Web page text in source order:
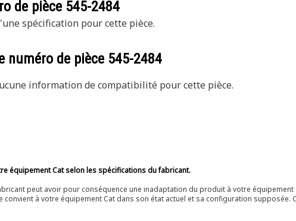
de pièce 545-2484
spécification pour cette pièce.
numéro de pièce 545-2484
information de compatibilité pour cette pièce.
équipement Cat selon les spécifications du fabricant.
peut avoir pour conséquence une inadaptation du produit à votre équipement
à votre équipement Cat dans son état actuel et sa configuration